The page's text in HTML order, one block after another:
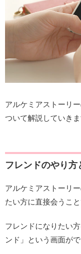
アルケミアストーリ
ついて解説していきま
フレンドのやり方
アルケミアストーリ
たい方に直接会うこと
フレンドになりたい
ンド」という画面がで